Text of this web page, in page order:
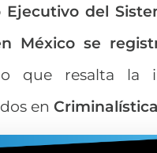
Ejecutivo del
México se
que resalta la
enCriminalística